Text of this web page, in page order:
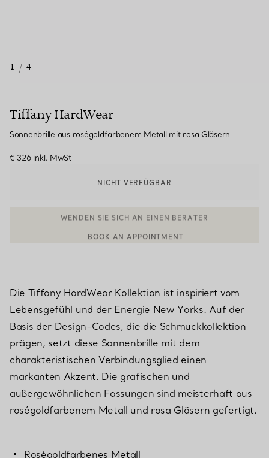
1 / 4
Tiffany HardWear
Sonnenbrille aus roségoldfarbenem Metall mit rosa Gläsern
€ 326 inkl. MwSt
NICHT VERFÜGBAR
Die Tiffany HardWear Kollektion ist inspiriert vom
Lebensgefühl und der Energie New Yorks. Auf der
Basis der Design-Codes, die die Schmuckkollektion
prägen, setzt diese Sonnenbrille mit dem
charakteristischen Verbindungsglied einen
markanten Akzent. Die grafischen und
außergewöhnlichen Fassungen sind meisterhaft aus
roségoldfarbenem Metall und rosa Gläsern gefertigt.
Roségoldfarbenes Metall